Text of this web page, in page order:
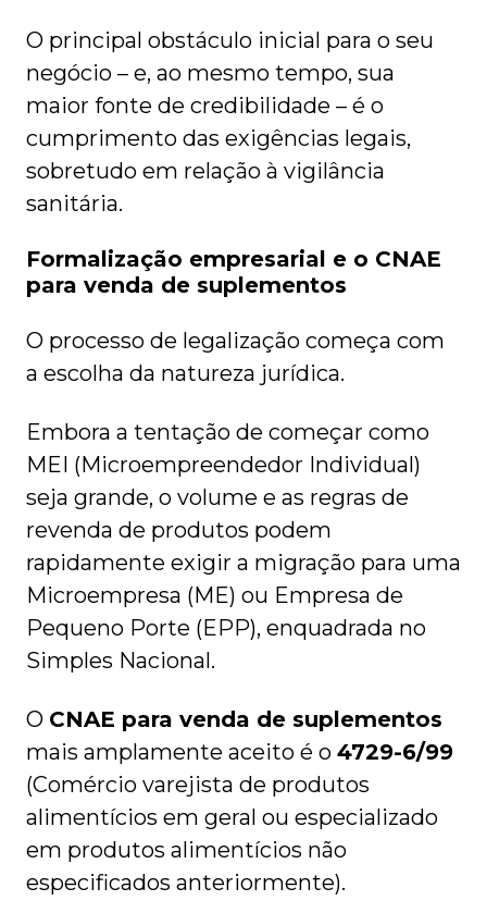
O principal obstáculo inicial para o seu
negócio – e, ao mesmo tempo, sua
maior fonte de credibilidade – é o
cumprimento das exigências legais,
sobretudo em relação à vigilância
sanitária.
Formalização empresarial e o CNAE
para venda de suplementos
O processo de legalização começa com
a escolha da natureza jurídica.
Embora a tentação de começar como
MEI (Microempreendedor Individual)
seja grande, o volume e as regras de
revenda de produtos podem
rapidamente exigir a migração para uma
Microempresa (ME) ou Empresa de
Pequeno Porte (EPP), enquadrada no
Simples Nacional.
O CNAE para venda de suplementos
mais amplamente aceito é o 4729-6/99
(Comércio varejista de produtos
alimentícios em geral ou especializado
em produtos alimentícios não
especificados anteriormente).